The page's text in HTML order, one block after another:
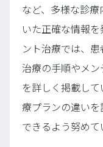
など、多様な診
いた正確な情報
ント治療では、患
治療の手順やメ
を詳しく掲載し
療プランの違い
できるよう努めて